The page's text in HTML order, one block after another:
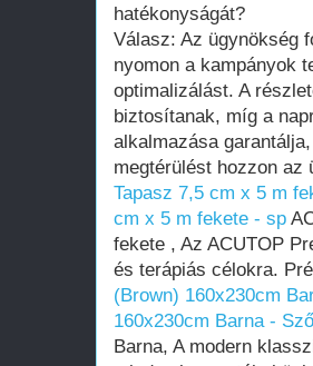
hatékonyságát?
Válasz: Az ügynökség
nyomon a kampányok
optimalizálást. A
biztosítanak, míg a
alkalmazása
megtérülést hozzon az
Tapasz 7,5 cm x 5 m
cm x 5 m fekete - sp
fekete , Az ACUTOP
és terápiás célokra.
(Brown) 160x230cm
160x230cm Barna -
Barna, A modern